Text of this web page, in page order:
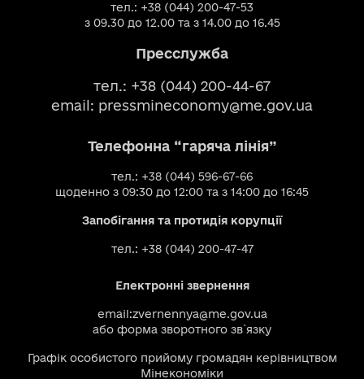
тел.: +38 (044) 200-47-53
з 09.30 до 12.00 та з 14.00 до 16.45
Пресслужба
тел.: +38 (044) 200-44-67
email: pressmineconomy@me.gov.ua
Телефонна “гаряча лінія”
тел.: +38 (044) 596-67-66
щоденно з 09:30 до 12:00 та з 14:00 до 16:45
Запобігання та протидія корупції
тел.: +38 (044) 200-47-47
Електронні звернення
email:zvernennya@me.gov.ua
або форма зворотного зв`язку
Графік особистого прийому громадян керівництвом
Мінекономіки